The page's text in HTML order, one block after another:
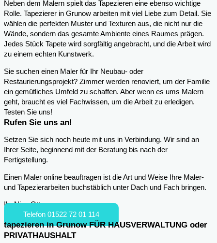
Neben dem Malern spielt das Tapezieren eine ebenso wichtige
Rolle. Tapezierer in Grunow arbeiten mit viel Liebe zum Detail. Sie
wählen die perfekten Muster und Texturen aus, die nicht nur die
Wände, sondern das gesamte Ambiente eines Raumes prägen.
Jedes Stück Tapete wird sorgfältig angebracht, und die Arbeit wird
zu einem echten Kunstwerk.
Sie suchen einen Maler für Ihr Neubau- oder
Restaurierungsprojekt? Zimmer werden renoviert, um der Familie
ein gemütliches Umfeld zu schaffen. Aber wenn es ums Malern
geht, braucht es viel Fachwissen, um die Arbeit zu erledigen.
Testen Sie uns!
Rufen Sie uns an!
Setzen Sie sich noch heute mit uns in Verbindung. Wir sind an
Ihrer Seite, beginnend mit der Beratung bis nach der
Fertigstellung.
Einen Maler online beauftragen ist die Art und Weise Ihre Maler-
und Tapezierarbeiten buchstäblich unter Dach und Fach bringen.
Ihr Nico Otto
Telefon 01522 72 01 114
tapezieren in Grunow FÜR HAUSVERWALTUNG oder
PRIVATHAUSHALT